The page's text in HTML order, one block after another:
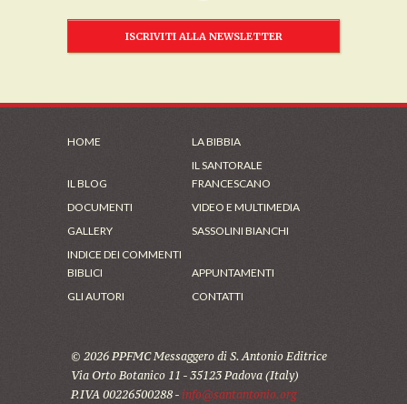
ISCRIVITI ALLA NEWSLETTER
HOME LA BIBBIA
IL BLOG
IL SANTORALE
FRANCESCANO
DOCUMENTI
VIDEO E MULTIMEDIA
GALLERY
SASSOLINI BIANCHI
INDICE DEI COMMENTI
BIBLICI
APPUNTAMENTI
GLI AUTORI
CONTATTI
© 2026 PPFMC Messaggero di S. Antonio Editrice
Via Orto Botanico 11 - 35123 Padova (Italy)
P.IVA 00226500288 - info@santantonio.org